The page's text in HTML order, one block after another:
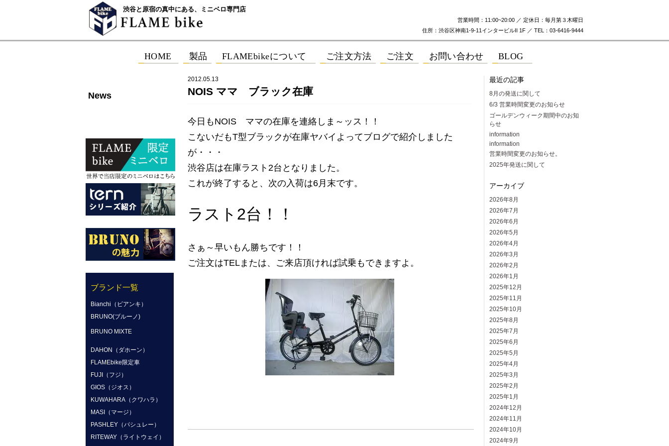
渋谷と原宿の真中にある、ミニベロ専門店
営業時間：11:00~20:00 ／ 定休日：毎月第３木曜日
住所：渋谷区神南1-9-11インタービルII 1F ／ TEL：03-6416-9444
News
ブランド一覧
Bianchi（ビアンキ）
BRUNO(ブルーノ)
BRUNO MIXTE
DAHON（ダホーン）
FLAMEbike限定車
FUJI（フジ）
GIOS（ジオス）
KUWAHARA（クワハラ）
MASI（マージ）
PASHLEY（パシュレー）
RITEWAY（ライトウェイ）
2012.05.13
NOIS ママ ブラック在庫
今日もNOIS ママの在庫を連絡しま～ッス！！
こないだもT型ブラックが在庫ヤバイよってブログで紹介しました
が・・・
渋谷店は在庫ラスト2台となりました。
これが終了すると、次の入荷は6月末です。
ラスト2台！！
さぁ～早いもん勝ちです！！
ご注文はTELまたは、ご来店頂ければ試乗もできますよ。
最近の記事
8月の発送に関して
6/3 営業時間変更のお知らせ
ゴールデンウィーク期間中のお知
らせ
information
information
営業時間変更のお知らせ。
2025年発送に関して
アーカイブ
2026年8月
2026年7月
2026年6月
2026年5月
2026年4月
2026年3月
2026年2月
2026年1月
2025年12月
2025年11月
2025年10月
2025年8月
2025年7月
2025年6月
2025年5月
2025年4月
2025年3月
2025年2月
2025年1月
2024年12月
2024年11月
2024年10月
2024年9月